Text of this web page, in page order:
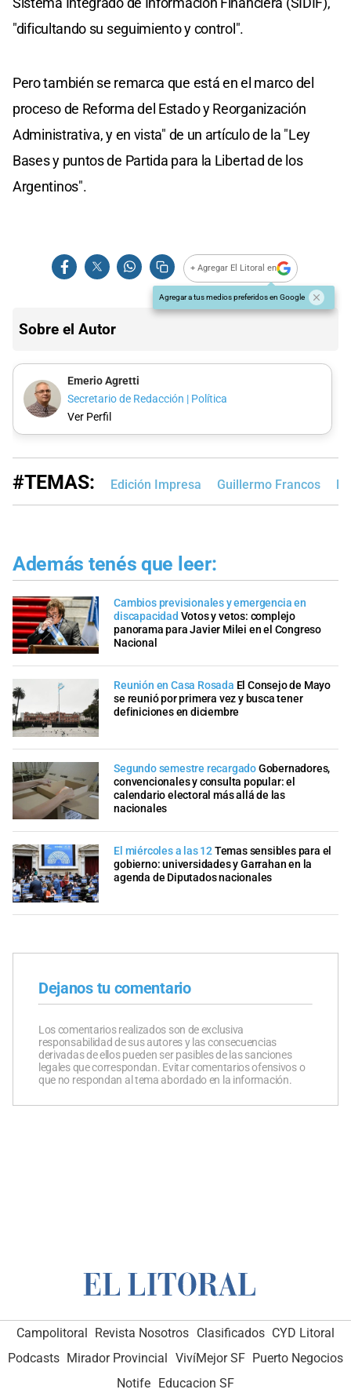
"dificultando su seguimiento y control".
Pero también se remarca que está en el marco del
proceso de Reforma del Estado y Reorganización
Administrativa, y en vista" de un artículo de la "Ley
Bases y puntos de Partida para la Libertad de los
Argentinos".
+ Agregar El Litoral en
Agregar a tus medios preferidos en Google
Sobre el Autor
Emerio Agretti
Secretario de Redacción | Política
Ver Perfil
#TEMAS: Edición Impresa Guillermo Francos
Además tenés que leer:
Cambios previsionales y emergencia en
discapacidad Votos y vetos: complejo
panorama para Javier Milei en el Congreso
Nacional
Reunión en Casa Rosada El Consejo de Mayo
se reunió por primera vez y busca tener
definiciones en diciembre
Segundo semestre recargadoGobernadores,
convencionales y consulta popular: el
calendario electoral más allá de las
nacionales
El miércoles a las 12Temas sensibles para el
gobierno: universidades y Garrahan en la
agenda de Diputados nacionales
Dejanos tu comentario
Los comentarios realizados son de exclusiva
responsabilidad de sus autores y las consecuencias
derivadas de ellos pueden ser pasibles de las sanciones
legales que correspondan. Evitar comentarios ofensivos o
que no respondan al tema abordado en la información.
Campolitoral Revista Nosotros Clasificados CYD Litoral
Podcasts Mirador Provincial VivíMejor SF Puerto Negocios
Notife
Educacion SF